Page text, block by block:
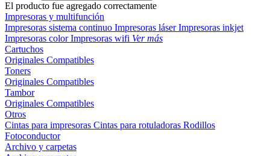
El producto fue agregado correctamente
Impresoras y multifunción
Impresoras sistema continuo Impresoras láserImpresoras inkjet
Impresoras colorImpresoras wifi Ver más
Cartuchos
Originales Compatibles
Toners
Originales Compatibles
Tambor
Originales Compatibles
Otros
Cintas para impresoras Cintas para rotuladoras Rodillos
Fotoconductor
Archivo y carpetas